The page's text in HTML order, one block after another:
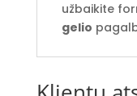
užbaikite
gelio